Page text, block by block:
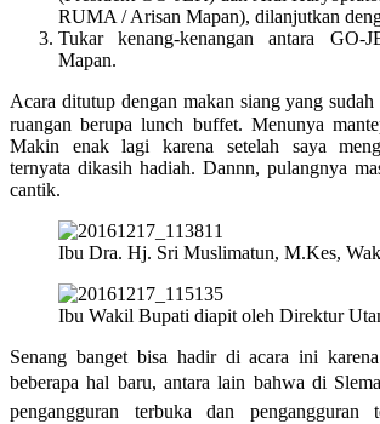
RUMA / Arisan Mapan), dilanjutkan
Tukar kenang-kenangan antara GO-
Mapan.
Acara ditutup dengan makan siang yang
ruangan berupa lunch buffet. Menunya
Makin enak lagi karena setelah saya
ternyata dikasih hadiah. Dannn, pulangnya
cantik.
Ibu Dra. Hj. Sri Muslimatun, M.Kes,
Ibu Wakil Bupati diapit oleh Direktur
Senang banget bisa hadir di acara ini
beberapa hal baru, antara lain bahwa di
pengangguran terbuka dan pengangguran